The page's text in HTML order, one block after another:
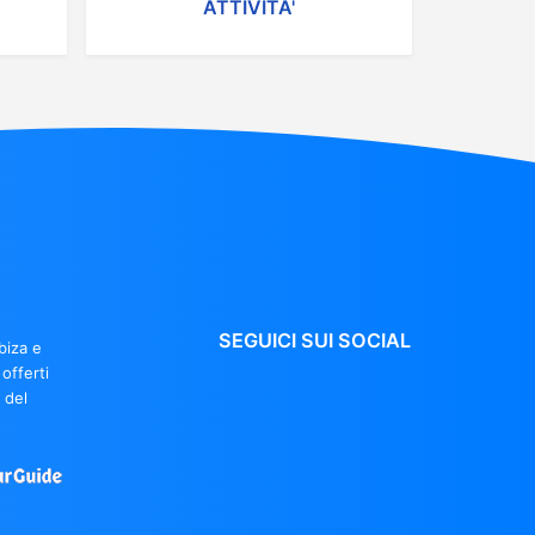
ATTIVITA'
e
offerti
del
SEGUICI SUI SOCIAL